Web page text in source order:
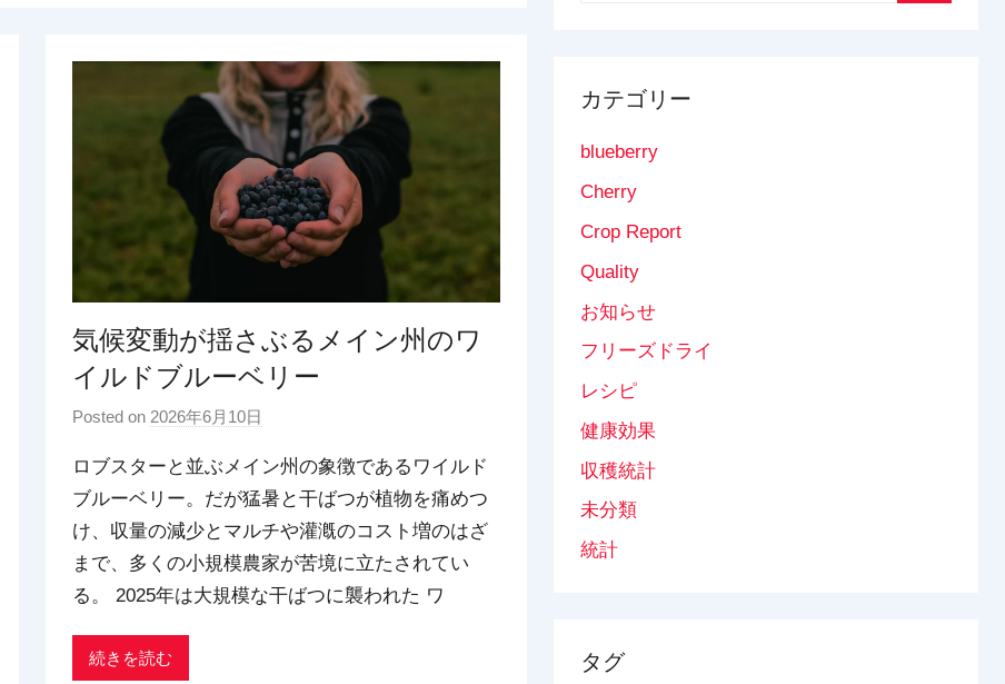
気候変動が揺さぶるメイン州のワ
イルドブルーベリー
Posted on 2026年6月10日
p
d
x
t
r
ロブスターと並ぶメイン州の象徴であるワイルド
ブルーベリー。だが猛暑と干ばつが植物を痛めつ
け、収量の減少とマルチや灌漑のコスト増のはざ
まで、多くの小規模農家が苦境に立たされてい
る。 2025年は大規模な干ばつに襲われた ワ
続きを読む
カテゴリー
blueberry
Cherry
Crop Report
Quality
お知らせ
フリーズドライ
レシピ
健康効果
収穫統計
未分類
統計
タグ